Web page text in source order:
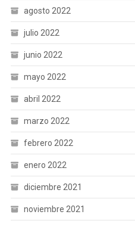
agosto 2022
julio 2022
junio 2022
mayo 2022
abril 2022
marzo 2022
febrero 2022
enero 2022
diciembre 2021
noviembre 2021